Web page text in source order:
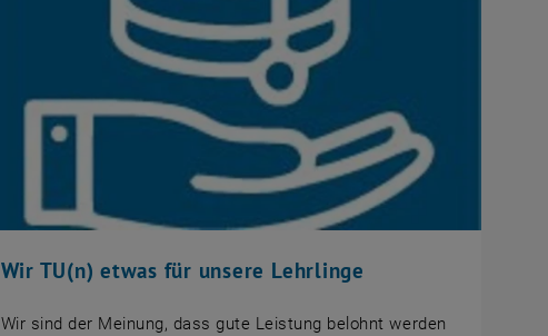
Wir TU(n) etwas für unsere Lehrlinge
Wir sind der Meinung, dass gute Leistung belohnt werden